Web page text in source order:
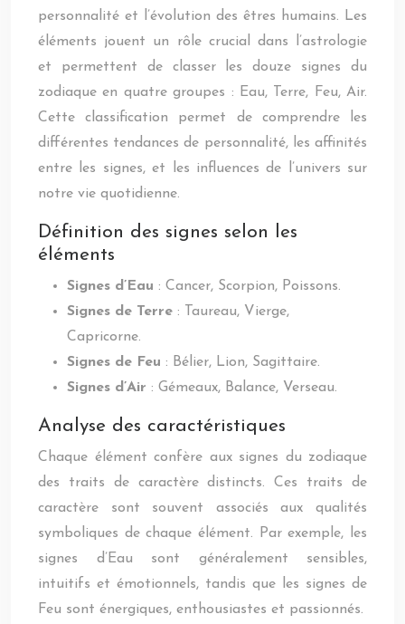
personnalité et l’évolution des êtres humains. Les
éléments jouent un rôle crucial dans l’astrologie
et permettent de classer les douze signes du
zodiaque en quatre groupes : Eau, Terre, Feu, Air.
Cette classification permet de comprendre les
différentes tendances de personnalité, les affinités
entre les signes, et les influences de l’univers sur
notre vie quotidienne.
Définition des signes selon les
éléments
Signes d’Eau : Cancer, Scorpion, Poissons.
Signes de Terre : Taureau, Vierge,
Capricorne.
Signes de Feu : Bélier, Lion, Sagittaire.
Signes d’Air : Gémeaux, Balance, Verseau.
Analyse des caractéristiques
Chaque élément confère aux signes du zodiaque
des traits de caractère distincts. Ces traits de
caractère sont souvent associés aux qualités
symboliques de chaque élément. Par exemple, les
signes d’Eau sont généralement sensibles,
intuitifs et émotionnels, tandis que les signes de
Feu sont énergiques, enthousiastes et passionnés.